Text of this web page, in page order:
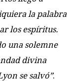
la palabra
los espíritus.
una solemne
divina
se salvó”.